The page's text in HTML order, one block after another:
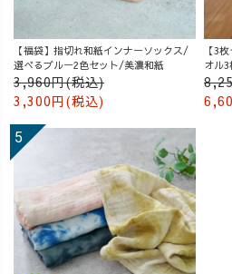
【福袋】指切れ和紙インナーソックス/
選べるブルー2色セット/美濃和紙
3,960円(税込)
3,300円(税込)
【3
オル